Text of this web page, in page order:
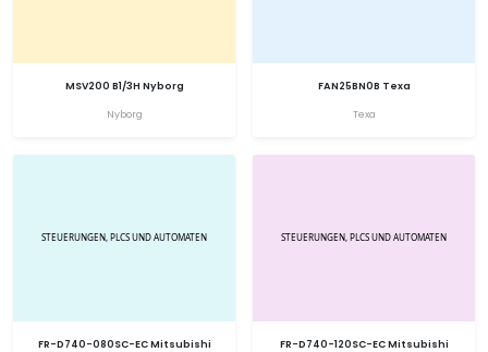
MSV200 B1/3H Nyborg
Nyborg
FAN25BN0B Texa
Texa
FR-D740-080SC-EC Mitsubishi
FR-D740-120SC-EC Mitsubishi